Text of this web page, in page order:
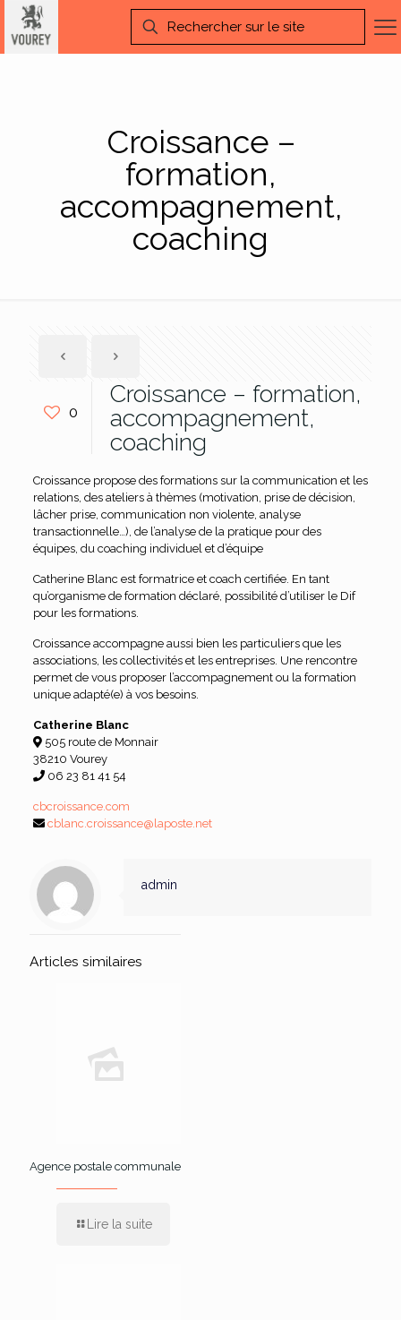
Croissance –
formation,
accompagnement,
coaching
0
Croissance – formation,
accompagnement,
coaching
Croissance propose des formations sur la communication et les
relations, des ateliers à thèmes (motivation, prise de décision,
lâcher prise, communication non violente, analyse
transactionnelle…), de l’analyse de la pratique pour des
équipes, du coaching individuel et d’équipe
Catherine Blanc est formatrice et coach certifiée. En tant
qu’organisme de formation déclaré, possibilité d’utiliser le Dif
pour les formations.
Croissance accompagne aussi bien les particuliers que les
associations, les collectivités et les entreprises. Une rencontre
permet de vous proposer l’accompagnement ou la formation
unique adapté(e) à vos besoins.
Catherine Blanc
505 route de Monnair
38210 Vourey
06 23 81 41 54
cbcroissance.com
cblanc.croissance@laposte.net
admin
Articles similaires
Agence postale communale
Lire la suite